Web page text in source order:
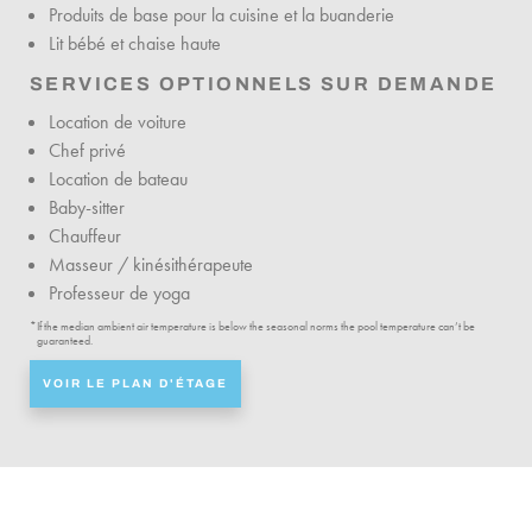
Produits de base pour la cuisine et la buanderie
Lit bébé et chaise haute
SERVICES OPTIONNELS SUR DEMANDE
Location de voiture
Chef privé
Location de bateau
Baby-sitter
Chauffeur
Masseur / kinésithérapeute
Professeur de yoga
*If the median ambient air temperature is below the seasonal norms the pool temperature can’t be
guaranteed.
VOIR LE PLAN D'ÉTAGE